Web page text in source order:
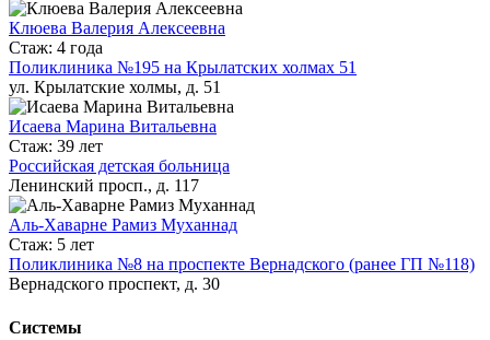
Клюева Валерия Алексеевна
Стаж: 4 года
Поликлиника №195 на Крылатских холмах 51
ул. Крылатские холмы, д. 51
Исаева Марина Витальевна
Стаж: 39 лет
Российская детская больница
Ленинский просп., д. 117
Аль-Хаварне Рамиз Муханнад
Стаж: 5 лет
Поликлиника №8 на проспекте Вернадского (ранее ГП №118)
Вернадского проспект, д. 30
Системы